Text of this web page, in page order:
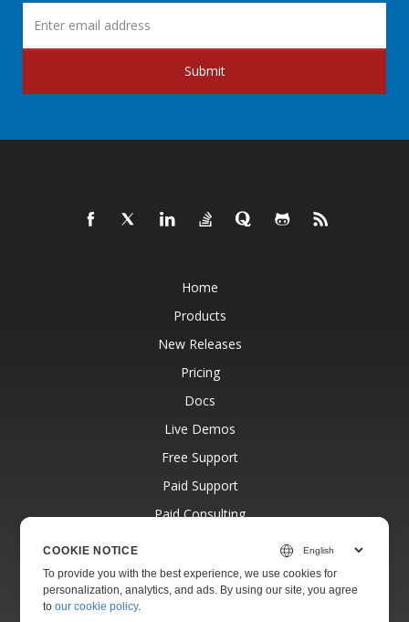
Submit
Home
Products
New Releases
Pricing
Docs
Live Demos
Free Support
Paid Support
Paid Consulting
Websites
About
COOKIE NOTICE
To provide you with the best experience, we use cookies for
personalization, analytics, and ads. By using our site, you agree
toour cookie policy.